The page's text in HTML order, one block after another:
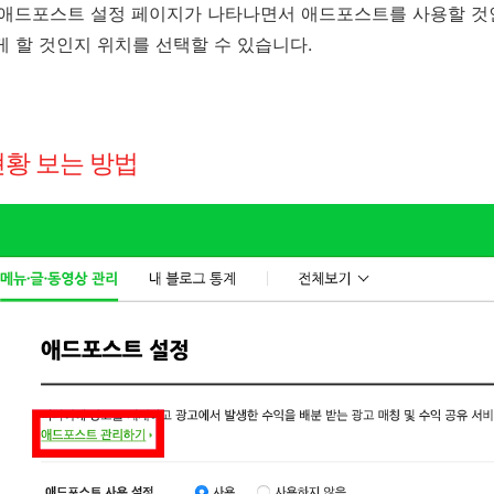
드포스트 설정 페이지가 나타나면서 애드포스트를 사용할
할 것인지 위치를 선택할 수 있습니다.
보는 방법